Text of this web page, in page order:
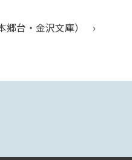
台・金沢文庫）